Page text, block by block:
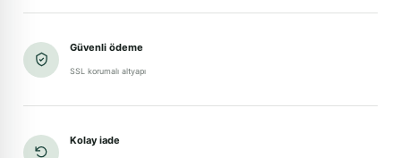
Güvenli ödeme
SSL korumalı altyapı
Kolay iade